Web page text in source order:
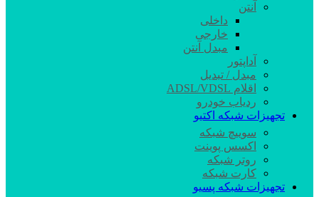
آنتن
داخلی
خارجی
مبدل آنتن
آداپتور
مبدل / تبدیل
اقلام ADSL/VDSL
ردیاب خودرو
تجهیزات شبکه اکتیو
سوییچ شبکه
اکسس پوینت
روتر شبکه
کارت شبکه
تجهیزات شبکه پسیو